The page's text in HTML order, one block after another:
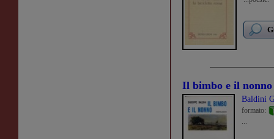
Il bimbo e il nonno
Baldini
formato:
...